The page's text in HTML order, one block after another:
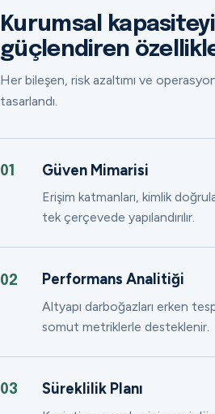
Kurumsal kapasiteyi
güçlendiren
Her bileşen, risk azaltımı ve
tasarlandı.
01 Güven Mimarisi
Erişim katmanları, kimlik
tek çerçevede yapılandırılır.
02 Performans Analitiği
Altyapı darboğazları erken
somut metriklerle desteklenir.
03 Süreklilik Planı